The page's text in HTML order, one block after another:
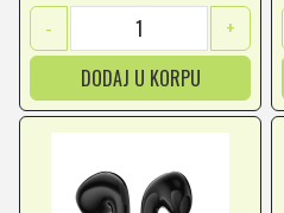
-
+
DODAJ U KORPU